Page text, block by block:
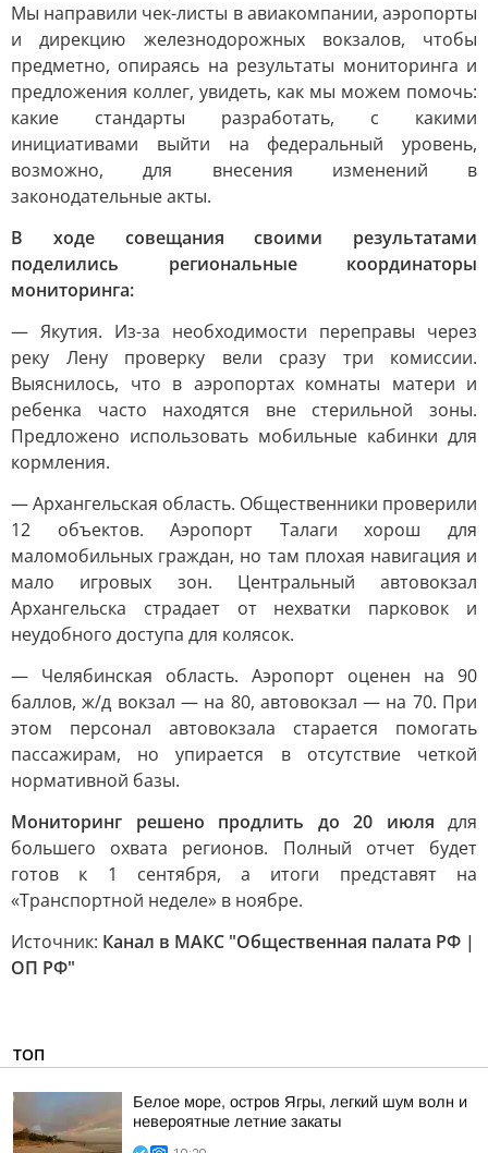
Мы направили чек-листы в авиакомпании, аэропорты
и дирекцию железнодорожных вокзалов, чтобы
предметно, опираясь на результаты мониторинга и
предложения коллег, увидеть, как мы можем помочь:
какие стандарты разработать, с какими
инициативами выйти на федеральный уровень,
возможно, для внесения изменений в
законодательные акты.
В ходе совещания своими результатами
поделились региональные координаторы
мониторинга:
— Якутия. Из-за необходимости переправы через
реку Лену проверку вели сразу три комиссии.
Выяснилось, что в аэропортах комнаты матери и
ребенка часто находятся вне стерильной зоны.
Предложено использовать мобильные кабинки для
кормления.
— Архангельская область. Общественники проверили
12 объектов. Аэропорт Талаги хорош для
маломобильных граждан, но там плохая навигация и
мало игровых зон. Центральный автовокзал
Архангельска страдает от нехватки парковок и
неудобного доступа для колясок.
— Челябинская область. Аэропорт оценен на 90
баллов, ж/д вокзал — на 80, автовокзал — на 70. При
этом персонал автовокзала старается помогать
пассажирам, но упирается в отсутствие четкой
нормативной базы.
Мониторинг решено продлить до 20 июля для
большего охвата регионов. Полный отчет будет
готов к 1 сентября, а итоги представят на
«Транспортной неделе» в ноябре.
Источник: Канал в МАКС "Общественная палата РФ |
ОП РФ"
ТОП
Белое море, остров Ягры, легкий шум волн и
невероятные летние закаты